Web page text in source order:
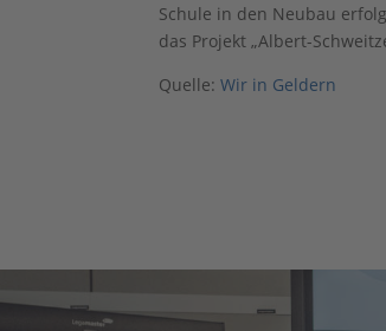
Schule in den Neubau
das Projekt „Albert-
Quelle:Wir in Geldern